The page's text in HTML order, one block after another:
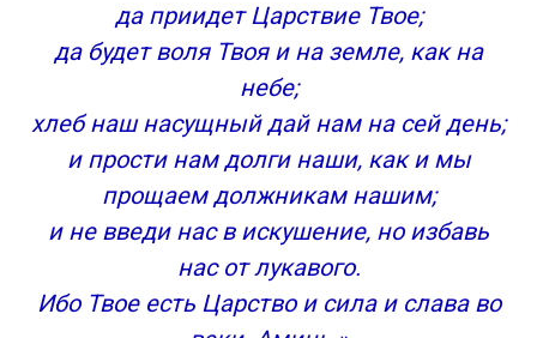
да приидет Царствие Твое;
да будет воля Твоя и на земле, как на
небе;
хлеб наш насущный дай нам на сей день;
и прости нам долги наши, как и мы
прощаем должникам нашим;
и не введи нас в искушение, но избавь
нас от лукавого.
Ибо Твое есть Царство и сила и слава во